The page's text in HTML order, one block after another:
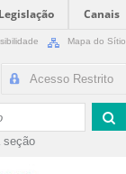
Legislação
Canais
Mapa do Sítio
Acesso Restrito
seção